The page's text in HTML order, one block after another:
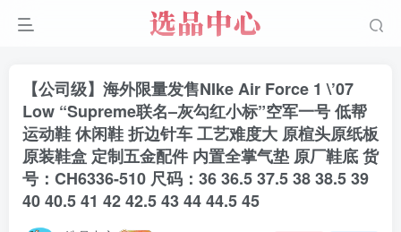
【公司级】海外限量发售NIke Air Force 1 \’07
Low “Supreme联名–灰勾红小标”空军一号 低帮
运动鞋 休闲鞋 折边针车 工艺难度大 原楦头原纸板
原装鞋盒 定制五金配件 内置全掌气垫 原厂鞋底 货
号：CH6336-510 尺码：36 36.5 37.5 38 38.5 39
40 40.5 41 42 42.5 43 44 44.5 45